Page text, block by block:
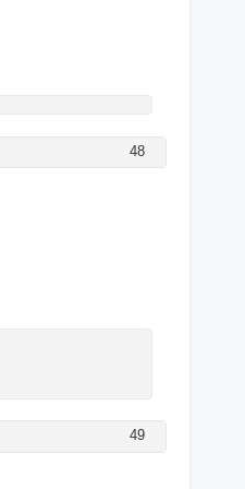
48
49